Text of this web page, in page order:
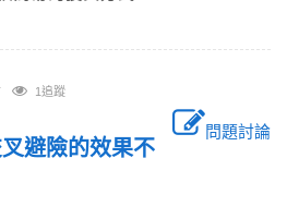
1追蹤
問題討論
避險的效果不